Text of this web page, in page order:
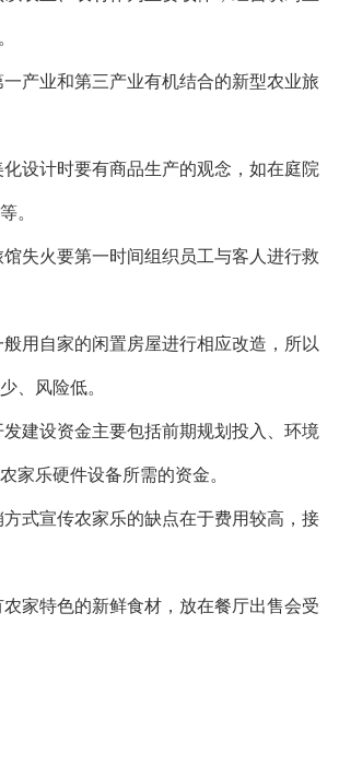
业和第三产业有机结合的新型农业旅
计时要有商品生产的观念，如在庭院
。
火要第一时间组织员工与客人进行救
自家的闲置房屋进行相应改造，所以
、风险低。
设资金主要包括前期规划投入、环境
家乐硬件设备所需的资金。
宣传农家乐的缺点在于费用较高，接
特色的新鲜食材，放在餐厅出售会受